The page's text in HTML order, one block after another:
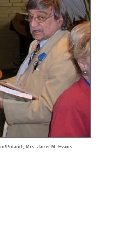
Poland, Mrs. Janet M. Evans -